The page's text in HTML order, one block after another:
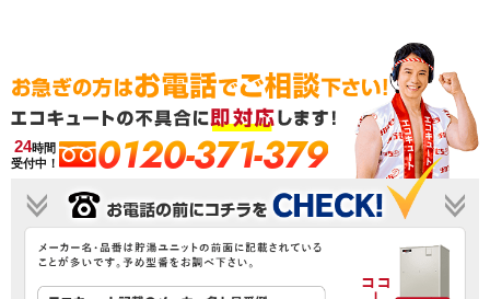
24時間
受付中！
0120-371-379